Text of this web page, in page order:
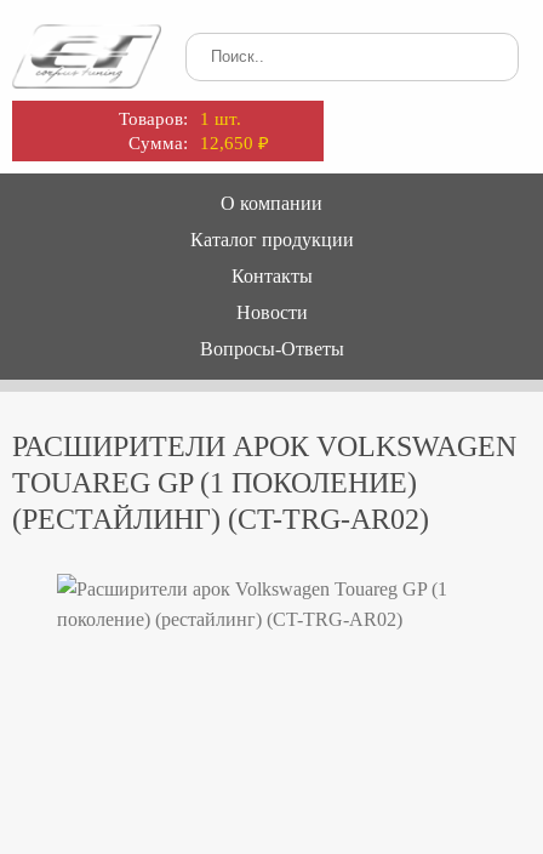
Товаров:
1 шт.
Сумма:
12,650₽
О компании
Каталог продукции
Контакты
Новости
Вопросы-Ответы
РАСШИРИТЕЛИ АРОК VOLKSWAGEN
TOUAREG GP (1 ПОКОЛЕНИЕ)
(РЕCТАЙЛИНГ) (CT-TRG-AR02)